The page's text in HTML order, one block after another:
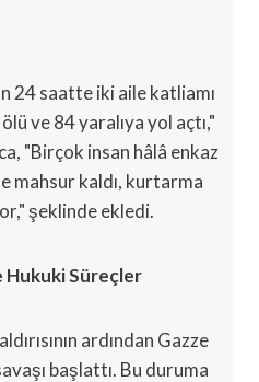
24 saatte iki aile katliamı
ve 84 yaralıya yol açtı,"
"Birçok insan hâlâ enkaz
mahsur kaldı, kurtarma
şeklinde ekledi.
Hukuki Süreçler
ardından Gazze
başlattı. Bu duruma